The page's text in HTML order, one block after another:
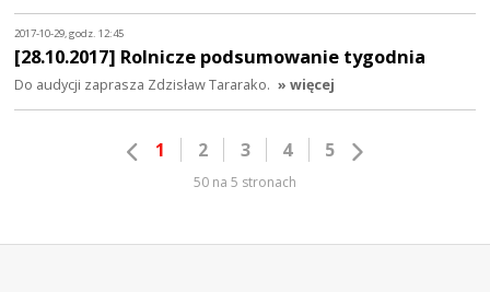
2017-10-29, godz. 12:45
[28.10.2017] Rolnicze podsumowanie tygodnia
Do audycji zaprasza Zdzisław Tararako. » więcej
1 2 3 4 5
50 na 5 stronach